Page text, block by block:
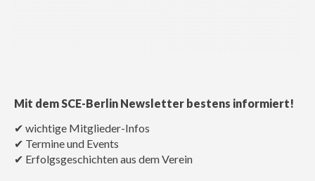
Mit dem SCE-Berlin Newsletter bestens informiert!
✔ wichtige Mitglieder-Infos
✔ Termine und Events
✔ Erfolgsgeschichten aus dem Verein